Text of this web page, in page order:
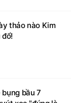
thảo nào Kim
bầu 7